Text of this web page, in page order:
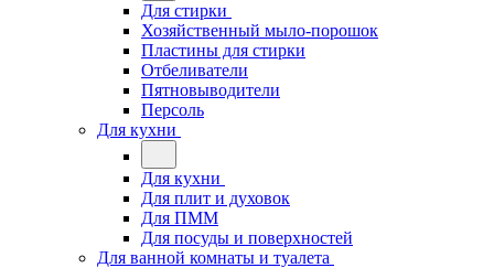
Для стирки
Хозяйственный мыло-порошок
Пластины для стирки
Отбеливатели
Пятновыводители
Персоль
Для кухни
Для кухни
Для плит и духовок
Для ПММ
Для посуды и поверхностей
Для ванной комнаты и туалета